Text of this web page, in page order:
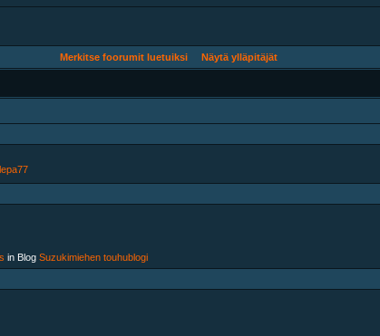
Merkitse foorumit luetuiksi Näytä ylläpitäjät
lepa77
in Blog Suzukimiehen touhublogi